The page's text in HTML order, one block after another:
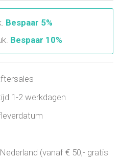
Bespaar 5%
Bespaar 10%
1-2 werkdagen
(vanaf € 50,- gratis